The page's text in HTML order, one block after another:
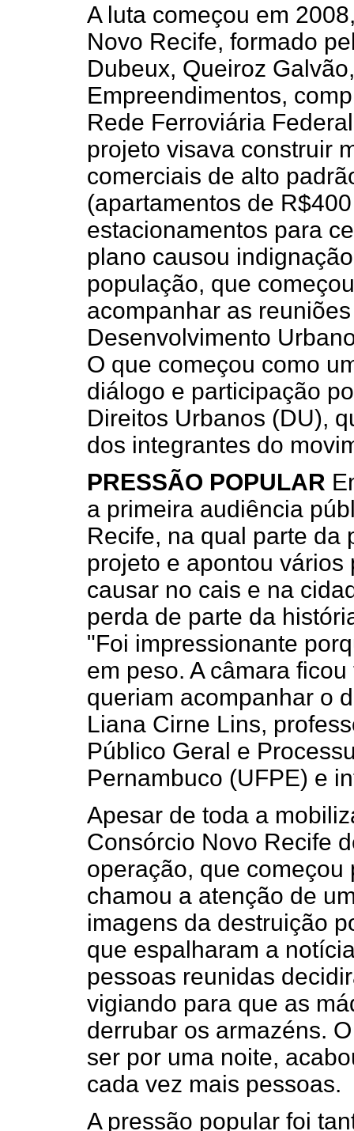
A luta começou em
Novo Recife, formado
Dubeux, Queiroz
Empreendimentos,
Rede Ferroviária
projeto visava construir
comerciais de alto
(apartamentos de
estacionamentos para
plano causou
população, que
acompanhar as
Desenvolvimento
O que começou como
diálogo e participação
Direitos Urbanos (DU),
dos integrantes do
PRESSÃO POPULAR
a primeira audiên­cia
Recife, na qual parte da
projeto e apontou
causar no cais e na
perda de parte da
"Foi impressionante
em peso. A câmara
queriam acompanhar o
Liana Cirne Lins,
Público Geral e
Pernambuco (UFPE) e
Apesar de toda a
Consórcio Novo Recife
operação, que
chamou a atenção de
imagens da destruição
que espalharam a
pessoas reunidas
vigiando para que as
derrubar os armazéns.
ser por uma noite,
cada vez mais pessoas.
A pressão popular foi